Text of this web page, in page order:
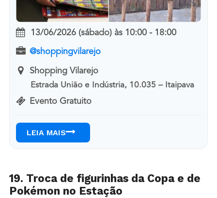
13/06/2026 (sábado) às 10:00 - 18:00
@shoppingvilarejo
Shopping Vilarejo
Estrada União e Indústria, 10.035 – Itaipava
Evento Gratuito
LEIA MAIS
19. Troca de figurinhas da Copa e de
Pokémon no Estação